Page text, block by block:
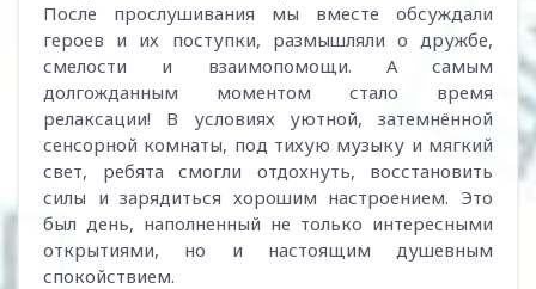
После прослушивания мы вместе обсуждали
героев и их поступки, размышляли о дружбе,
смелости и взаимопомощи. А самым
долгожданным моментом стало время
релаксации! В условиях уютной, затемнённой
сенсорной комнаты, под тихую музыку и мягкий
свет, ребята смогли отдохнуть, восстановить
силы и зарядиться хорошим настроением. Это
был день, наполненный не только интересными
открытиями, но и настоящим душевным
спокойствием.